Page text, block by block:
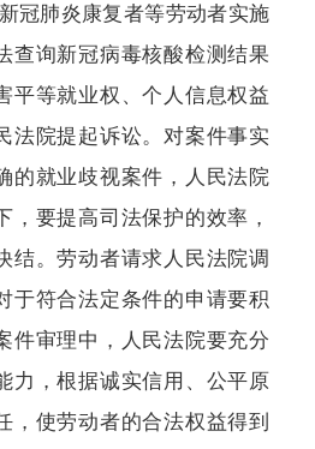
冠肺炎康复者等劳动者实施
查询新冠病毒核酸检测结果
平等就业权、个人信息权益
法院提起诉讼。对案件事实
的就业歧视案件，人民法院
，要提高司法保护的效率，
结。劳动者请求人民法院调
于符合法定条件的申请要积
件审理中，人民法院要充分
力，根据诚实信用、公平原
，使劳动者的合法权益得到